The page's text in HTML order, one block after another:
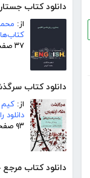
دانلود کتاب
از:
۳۷ صفحه
دانلود کتاب
از:
دانلود
۹۳ صفحه
دانلود کتاب